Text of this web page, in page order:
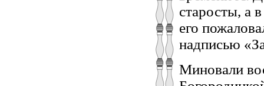
старосты, а
его
надписью
Миновали